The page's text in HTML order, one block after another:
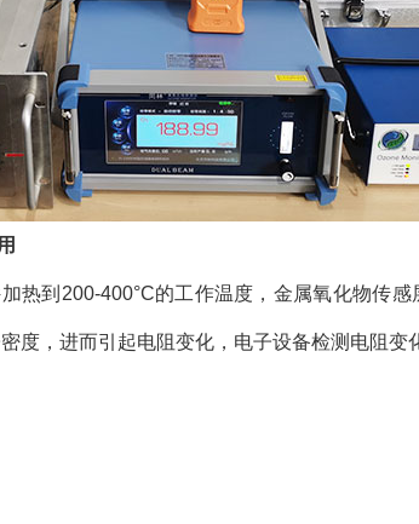
热到200-400°C的工作温度，金属氧化物传
度，进而引起电阻变化，电子设备检测电阻变